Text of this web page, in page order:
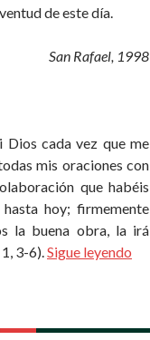
de este día.
San Rafael, 1998
Dios cada vez que me
mis oraciones con
que habéis
hoy; firmemente
la buena obra, la irá
3-6).Sigue leyendo